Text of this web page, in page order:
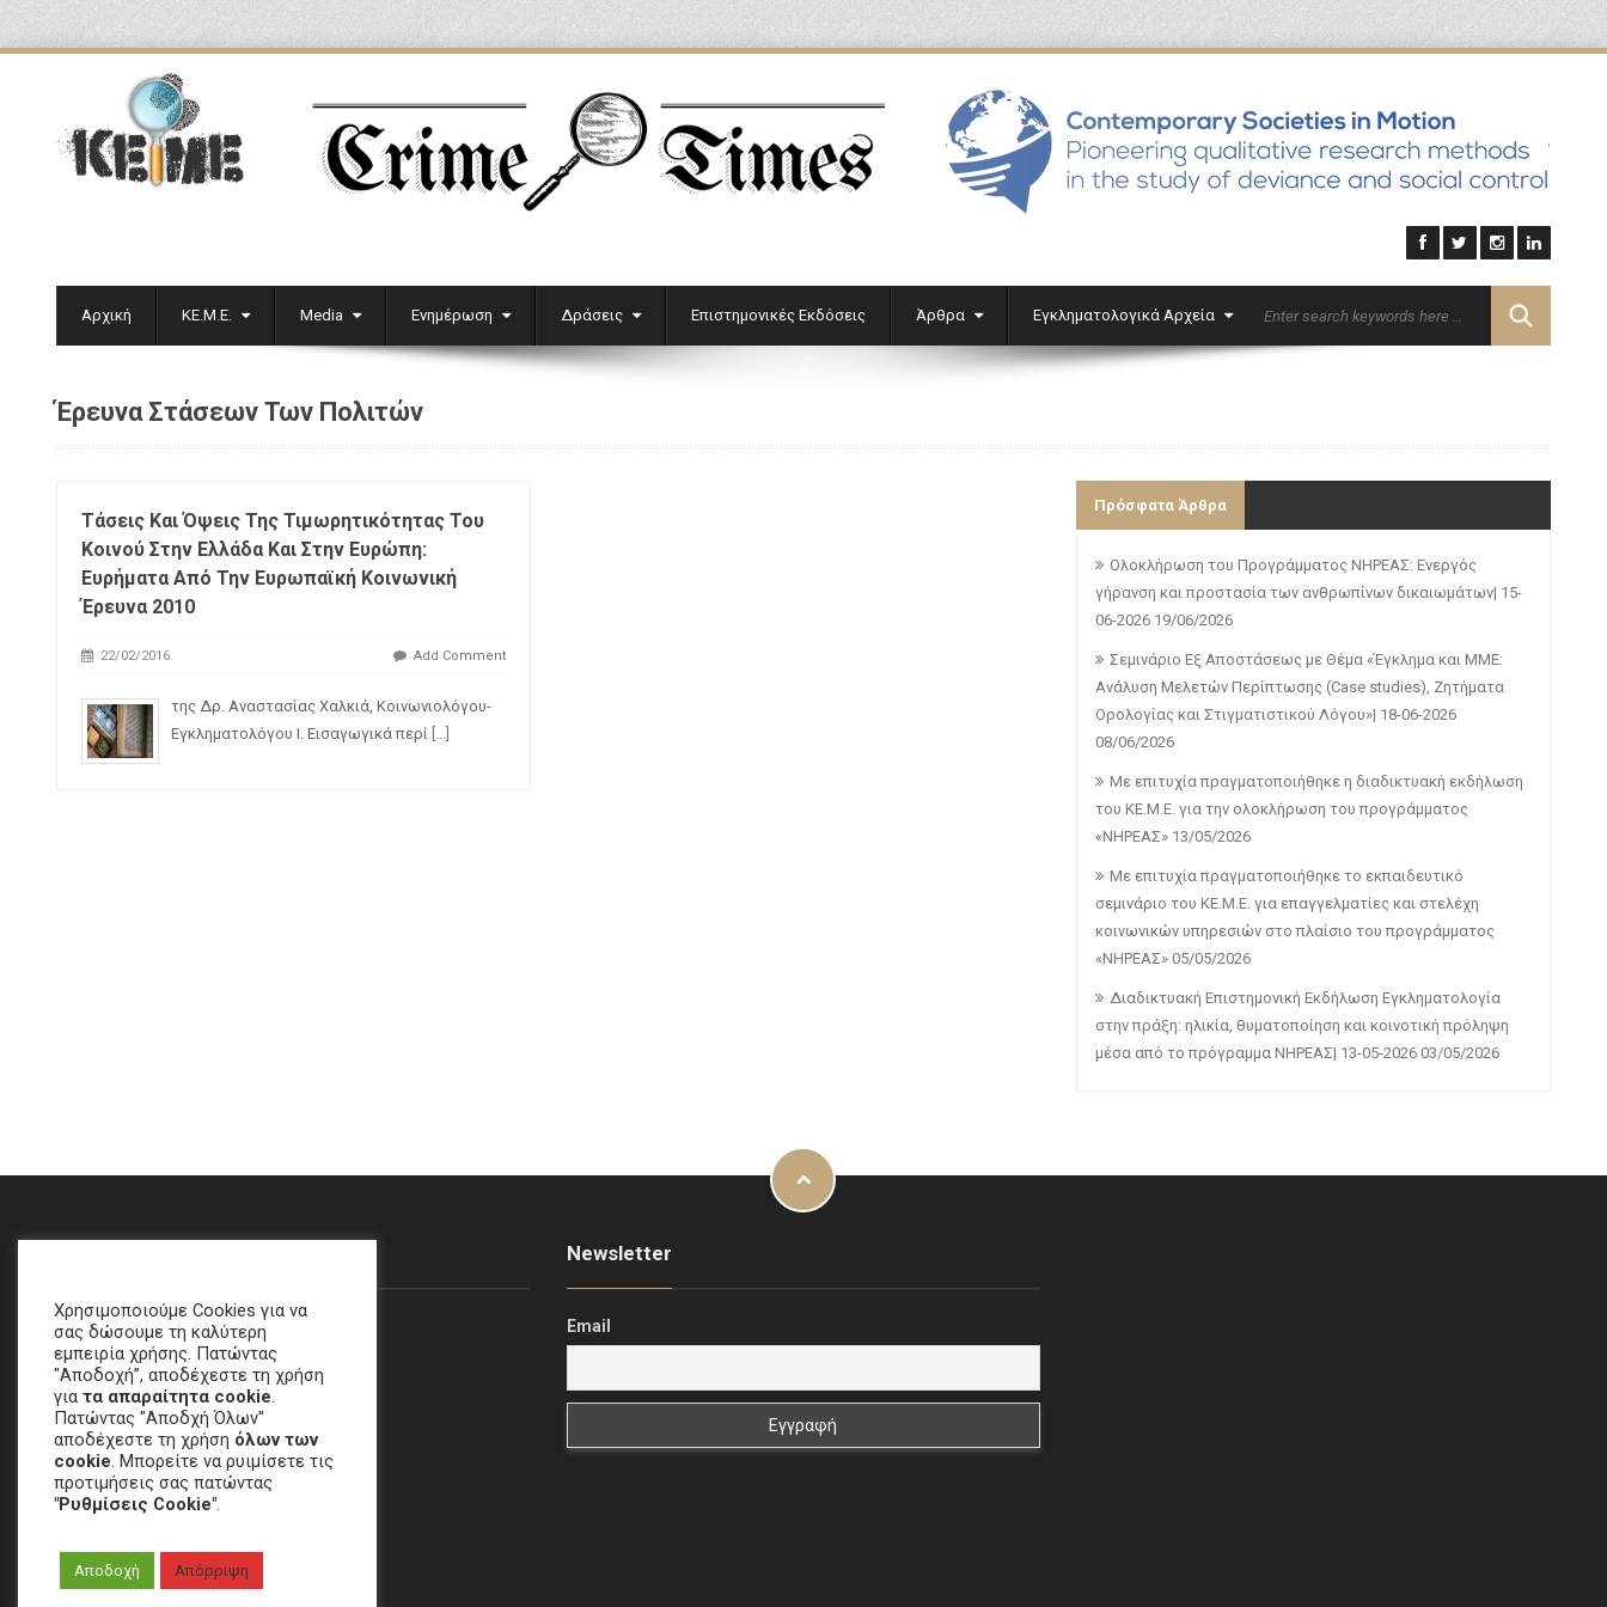
' '
Αρχική ΚΕ.Μ.Ε. Media Ενημέρωση Δράσεις Επιστημονικές Εκδόσεις Άρθρα Εγκληματολογικά Αρχεία Επικοινωνία English
Έρευνα Στάσεων Των Πολιτών
Τάσεις Και Όψεις Της Τιμωρητικότητας Του
Κοινού Στην Ελλάδα Και Στην Ευρώπη:
Ευρήματα Από Την Ευρωπαϊκή Κοινωνική
Έρευνα 2010
22/02/2016 Add Comment
της Δρ. Αναστασίας Χαλκιά, Κοινωνιολόγου-
Εγκληματολόγου Ι. Εισαγωγικά περί [...]
Πρόσφατα Άρθρα
Ολοκλήρωση του Προγράμματος ΝΗΡΕΑΣ: Ενεργός
γήρανση και προστασία των ανθρωπίνων δικαιωμάτων| 15-
06-2026 19/06/2026
Σεμινάριο Εξ Αποστάσεως με Θέμα «Έγκλημα και ΜΜΕ:
Ανάλυση Μελετών Περίπτωσης (Case studies), Ζητήματα
Ορολογίας και Στιγματιστικού Λόγου»| 18-06-2026
08/06/2026
Με επιτυχία πραγματοποιήθηκε η διαδικτυακή εκδήλωση
του ΚΕ.Μ.Ε. για την ολοκλήρωση του προγράμματος
«ΝΗΡΕΑΣ» 13/05/2026
Με επιτυχία πραγματοποιήθηκε το εκπαιδευτικό
σεμινάριο του ΚΕ.Μ.Ε. για επαγγελματίες και στελέχη
κοινωνικών υπηρεσιών στο πλαίσιο του προγράμματος
«ΝΗΡΕΑΣ» 05/05/2026
Διαδικτυακή Επιστημονική Εκδήλωση Εγκληματολογία
στην πράξη: ηλικία, θυματοποίηση και κοινοτική πρόληψη
μέσα από το πρόγραμμα ΝΗΡΕΑΣ| 13-05-2026 03/05/2026
email:crime[at]e-keme[dot]gr
Newsletter
Email
Χρησιμοποιούμε Cookies για να
σας δώσουμε τη καλύτερη
εμπειρία χρήσης. Πατώντας
"Αποδοχή”, αποδέχεστε τη χρήση
για τα απαραίτητα cookie.
Πατώντας "Αποδχή Όλων"
αποδέχεστε τη χρήση όλων των
cookie. Μπορείτε να ρυιμίσετε τις
προτιμήσεις σας πατώντας
"Ρυθμίσεις Cookie".
Αποδοχή Απόρριψη